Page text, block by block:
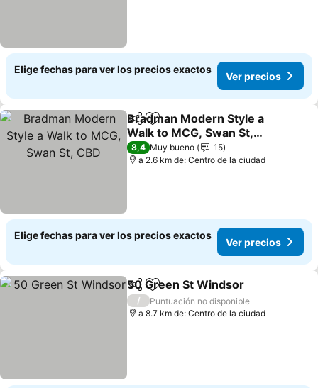
Elige fechas para ver los precios exactos
Ver precios
CompartirAgregar a favoritos
Bradman Modern Style a
Walk to MCG, Swan St,
CBD
8,4 Muy bueno
15
a 2.6 km de: Centro de la ciudad
Elige fechas para ver los precios exactos
Ver precios
CompartirAgregar a favoritos
50 Green St Windsor
/
Puntuación no disponible
a 8.7 km de: Centro de la ciudad